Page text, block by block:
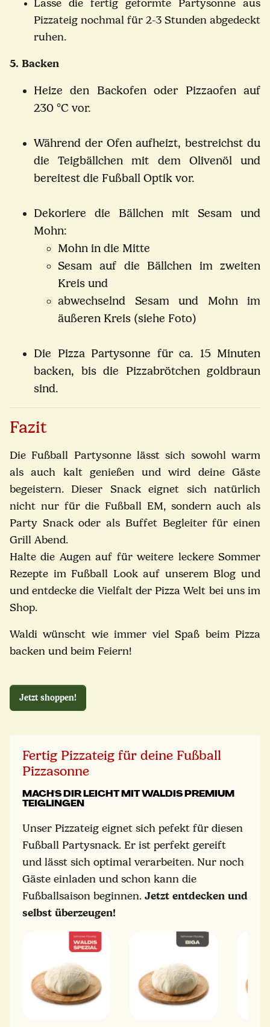
Lasse die fertig geformte Partysonne aus
Pizzateig nochmal für 2-3 Stunden abgedeckt
ruhen.
5. Backen
Heize den Backofen oder Pizzaofen auf
230 °C vor.
Während der Ofen aufheizt, bestreichst du
die Teigbällchen mit dem Olivenöl und
bereitest die Fußball Optik vor.
Dekoriere die Bällchen mit Sesam und
Mohn:
Mohn in die Mitte
Sesam auf die Bällchen im zweiten
Kreis und
abwechselnd Sesam und Mohn im
äußeren Kreis (siehe Foto)
Die Pizza Partysonne für ca. 15 Minuten
backen, bis die Pizzabrötchen goldbraun
sind.
Fazit
Die Fußball Partysonne lässt sich sowohl warm
als auch kalt genießen und wird deine Gäste
begeistern. Dieser Snack eignet sich natürlich
nicht nur für die Fußball EM, sondern auch als
Party Snack oder als Buffet Begleiter für einen
Grill Abend.
Halte die Augen auf für weitere leckere Sommer
Rezepte im Fußball Look auf unserem Blog und
und entdecke die Vielfalt der Pizza Welt bei uns im
Shop.
Waldi wünscht wie immer viel Spaß beim Pizza
backen und beim Feiern!
Jetzt shoppen!
Fertig Pizzateig für deine Fußball
Pizzasonne
MACH'S DIR LEICHT MIT WALDIS PREMIUM
TEIGLINGEN
Unser Pizzateig eignet sich pefekt für diesen
Fußball Partysnack. Er ist perfekt gereift
und lässt sich optimal verarbeiten. Nur noch
Gäste einladen und schon kann die
Fußballsaison beginnen. Jetzt entdecken und
selbst überzeugen!